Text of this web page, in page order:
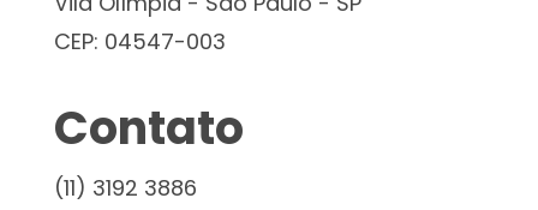
CEP: 04547-003
Contato
(11) 3192 3886